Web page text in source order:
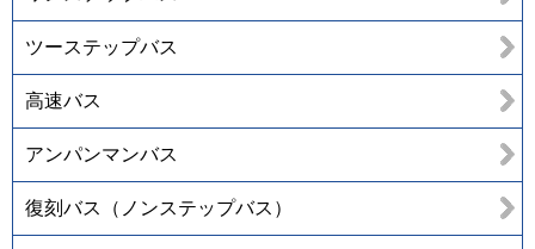
ツーステップバス
高速バス
アンパンマンバス
復刻バス（ノンステップバス）